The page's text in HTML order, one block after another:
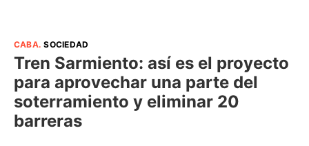
CABA.SOCIEDAD
Tren Sarmiento: así es el proyecto
para aprovechar una parte del
soterramiento y eliminar 20
barreras